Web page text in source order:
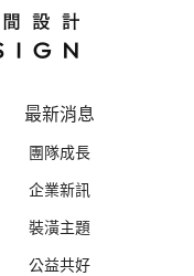
最新消息
團隊成長
企業新訊
裝潢主題
公益共好